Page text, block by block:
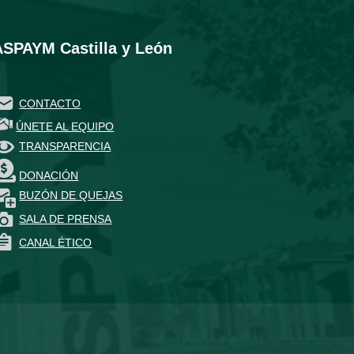
Castilla y León
CONTACTO
ÚNETE AL EQUIPO
TRANSPARENCIA
DONACIÓN
BUZÓN DE QUEJAS
SALA DE PRENSA
CANAL ÉTICO